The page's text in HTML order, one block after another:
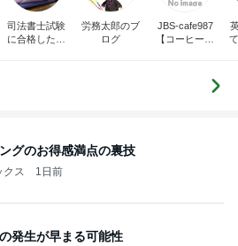
司法書士試験
に合格したい
労務太郎のブ
ログ
JBS-cafe987
【コーヒー焙
グのお得感満点の裏技
ス 1日前
発生が早まる可能性